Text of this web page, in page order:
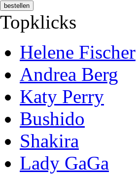
Topklicks
Helene Fischer
Andrea Berg
Katy Perry
Bushido
Shakira
Lady GaGa